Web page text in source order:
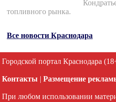
топливного рынка.
Все новости Краснодара
Городской портал Краснодара
Контакты | Размещение
При любом использовании